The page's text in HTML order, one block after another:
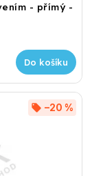
- přímý -
Do košíku
–20 %